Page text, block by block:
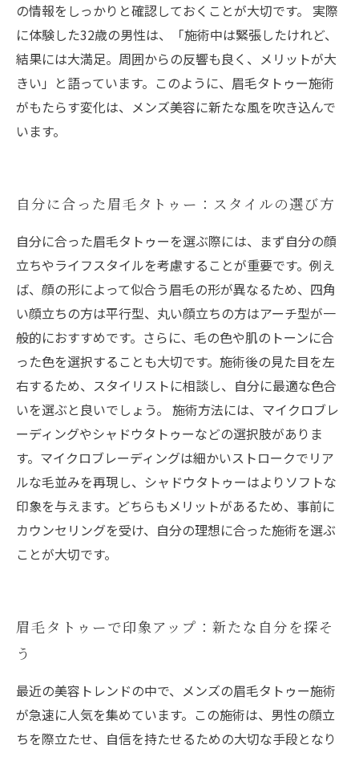
の情報をしっかりと確認しておくことが大切です。 実際
に体験した32歳の男性は、「施術中は緊張したけれど、
結果には大満足。周囲からの反響も良く、メリットが大
きい」と語っています。このように、眉毛タトゥー施術
がもたらす変化は、メンズ美容に新たな風を吹き込んで
います。
自分に合った眉毛タトゥー：スタイルの選び方
自分に合った眉毛タトゥーを選ぶ際には、まず自分の顔
立ちやライフスタイルを考慮することが重要です。例え
ば、顔の形によって似合う眉毛の形が異なるため、四角
い顔立ちの方は平行型、丸い顔立ちの方はアーチ型が一
般的におすすめです。さらに、毛の色や肌のトーンに合
った色を選択することも大切です。施術後の見た目を左
右するため、スタイリストに相談し、自分に最適な色合
いを選ぶと良いでしょう。 施術方法には、マイクロブレ
ーディングやシャドウタトゥーなどの選択肢がありま
す。マイクロブレーディングは細かいストロークでリア
ルな毛並みを再現し、シャドウタトゥーはよりソフトな
印象を与えます。どちらもメリットがあるため、事前に
カウンセリングを受け、自分の理想に合った施術を選ぶ
ことが大切です。
眉毛タトゥーで印象アップ：新たな自分を探そ
う
最近の美容トレンドの中で、メンズの眉毛タトゥー施術
が急速に人気を集めています。この施術は、男性の顔立
ちを際立たせ、自信を持たせるための大切な手段となり